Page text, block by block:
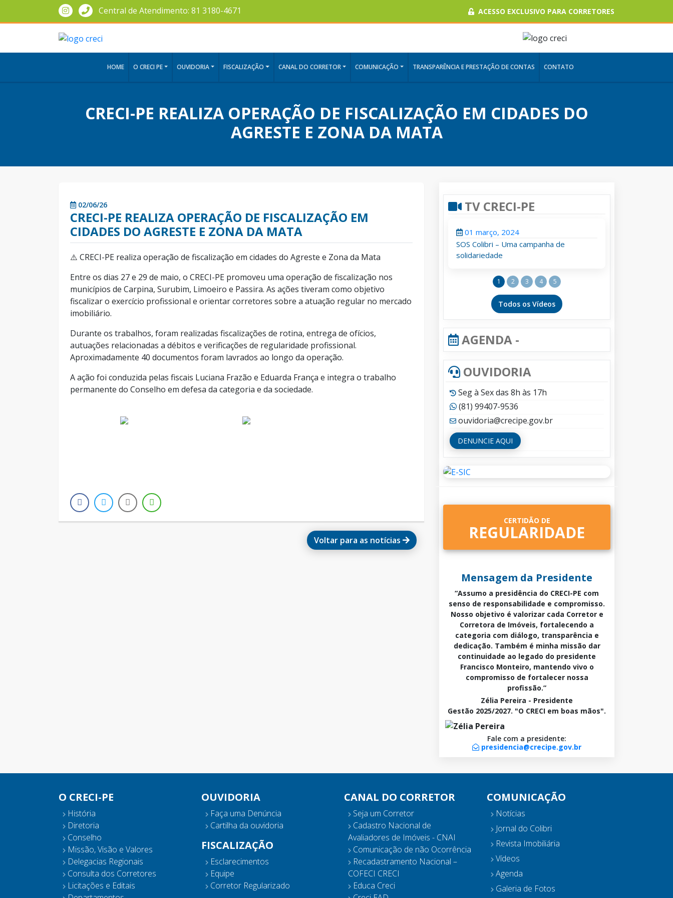
Central de Atendimento: 81 3180-4671 ACESSO EXCLUSIVO PARA CORRETORES
HOME O CRECI PE OUVIDORIA FISCALIZAÇÃO CANAL DO CORRETOR COMUNICAÇÃO TRANSPARÊNCIA E PRESTAÇÃO DE CONTAS CONTATO
CRECI-PE REALIZA OPERAÇÃO DE FISCALIZAÇÃO EM CIDADES DO
AGRESTE E ZONA DA MATA
02/06/26
CRECI-PE REALIZA OPERAÇÃO DE FISCALIZAÇÃO EM
CIDADES DO AGRESTE E ZONA DA MATA
⚠️ CRECI-PE realiza operação de fiscalização em cidades do Agreste e Zona da Mata
Entre os dias 27 e 29 de maio, o CRECI-PE promoveu uma operação de fiscalização nos
municípios de Carpina, Surubim, Limoeiro e Passira. As ações tiveram como objetivo
fiscalizar o exercício profissional e orientar corretores sobre a atuação regular no mercado
imobiliário.
Durante os trabalhos, foram realizadas fiscalizações de rotina, entrega de ofícios,
autuações relacionadas a débitos e verificações de regularidade profissional.
Aproximadamente 40 documentos foram lavrados ao longo da operação.
A ação foi conduzida pelas fiscais Luciana Frazão e Eduarda França e integra o trabalho
permanente do Conselho em defesa da categoria e da sociedade.
Voltar para as notícias
TV CRECI-PE
01 março, 2024
SOS Colibri – Uma campanha de
solidariedade
1 2 3 4 5
Todos os Vídeos
AGENDA -
OUVIDORIA
Seg à Sex das 8h às 17h
(81) 99407-9536
ouvidoria@crecipe.gov.br
DENUNCIE AQUI
CERTIDÃO DE
REGULARIDADE
Mensagem da Presidente
“Assumo a presidência do CRECI-PE com
senso de responsabilidade e compromisso.
Nosso objetivo é valorizar cada Corretor e
Corretora de Imóveis, fortalecendo a
categoria com diálogo, transparência e
dedicação. Também é minha missão dar
continuidade ao legado do presidente
Francisco Monteiro, mantendo vivo o
compromisso de fortalecer nossa
profissão.”
Zélia Pereira - Presidente
Gestão 2025/2027. "O CRECI em boas mãos".
Fale com a presidente:
presidencia@crecipe.gov.br
O CRECI-PE
História
Diretoria
Conselho
Missão, Visão e Valores
Delegacias Regionais
Consulta dos Corretores
Licitações e Editais
OUVIDORIA
Faça uma Denúncia
Cartilha da ouvidoria
FISCALIZAÇÃO
Esclarecimentos
Equipe
Corretor Regularizado
CANAL DO CORRETOR
Seja um Corretor
Cadastro Nacional de
Avaliadores de Imóveis - CNAI
Comunicação de não Ocorrência
Recadastramento Nacional –
COFECI CRECI
Educa Creci
COMUNICAÇÃO
Notícias
Jornal do Colibri
Revista Imobiliária
Vídeos
Agenda
Galeria de Fotos